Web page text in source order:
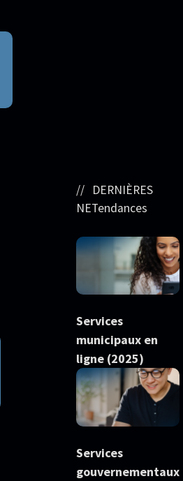
DERNIÈRES
NETendances
Services
municipaux en
ligne (2025)
Services
gouvernementaux